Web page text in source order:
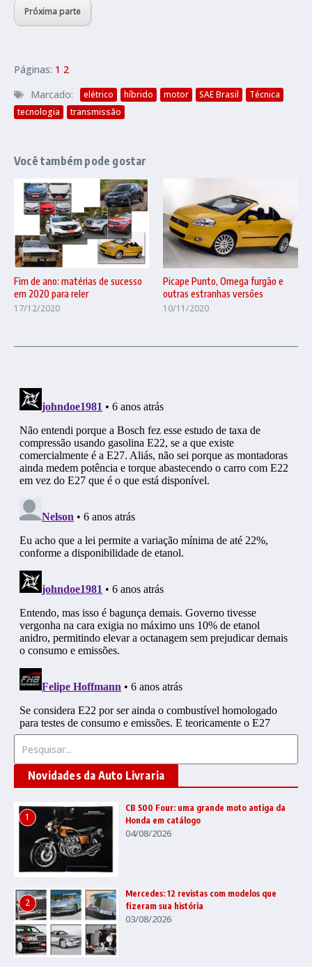
Próxima parte
Páginas: 1 2
Marcado:
elétrico híbrido motor SAE Brasil
Técnica
tecnologia
transmissão
Você também pode gostar
Fim de ano: matérias de sucesso
em 2020 para reler
17/12/2020
Picape Punto, Omega furgão e
outras estranhas versões
10/11/2020
Novidades da Auto Livraria
1
CB 500 Four: uma grande moto antiga da
Honda em catálogo
04/08/2026
2
Mercedes: 12 revistas com modelos que
fizeram sua história
03/08/2026